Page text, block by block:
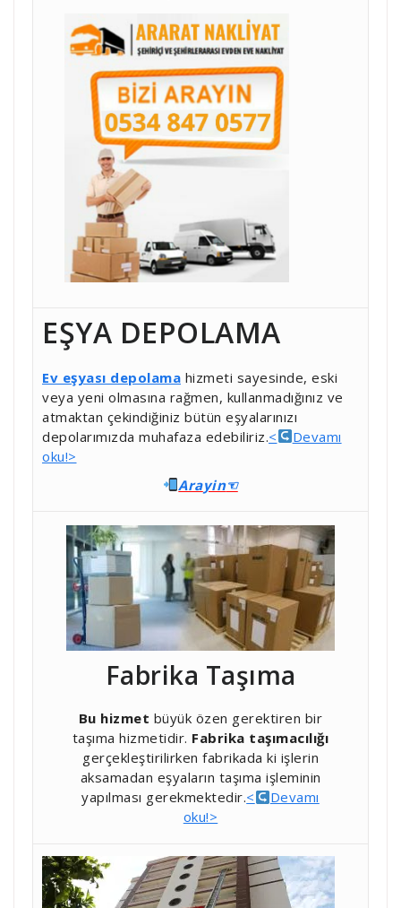
EŞYA DEPOLAMA
Ev eşyası depolama hizmeti sayesinde, eski
veya yeni olmasına rağmen, kullanmadığınız ve
atmaktan çekindiğiniz bütün eşyalarınızı
depolarımızda muhafaza edebiliriz.<
Devamı
oku!>
Arayin☜
Fabrika Taşıma
Bu hizmet büyük özen gerektiren bir
taşıma hizmetidir. Fabrika taşımacılığı
gerçekleştirilirken fabrikada ki işlerin
aksamadan eşyaların taşıma işleminin
yapılması gerekmektedir.<
Devamı
oku!>